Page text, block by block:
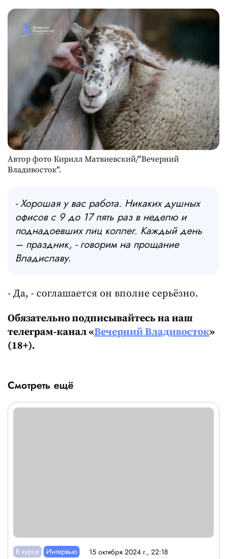
Автор фото Кирилл Матвиевский/"Вечерний
Владивосток".
- Хорошая у вас работа. Никаких душных
офисов с 9 до 17 пять раз в неделю и
поднадоевших лиц коллег. Каждый день
– праздник, - говорим на прощание
Владиславу.
- Да, - соглашается он вполне серьёзно.
Обязательно подписывайтесь на наш
телеграм-канал «Вечерний Владивосток»
(18+).
Смотреть ещё
В курсе Интервью 15 октября 2024 г., 22:18